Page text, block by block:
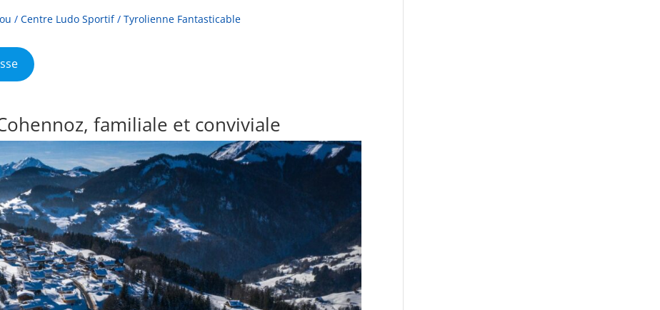
/Centre Ludo Sportif/Tyrolienne Fantasticable
familiale et conviviale